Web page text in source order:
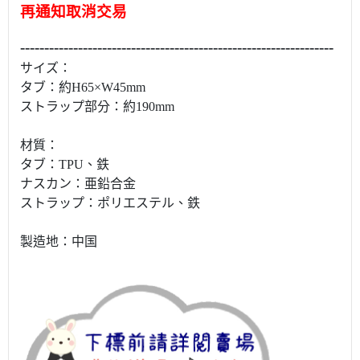
再通知取消交易
-----------------------------------------------------------------
サイズ：
タブ：約H65×W45mm
ストラップ部分：約190mm
材質：
タブ：TPU、鉄
ナスカン：亜鉛合金
ストラップ：ポリエステル、鉄
製造地：中国